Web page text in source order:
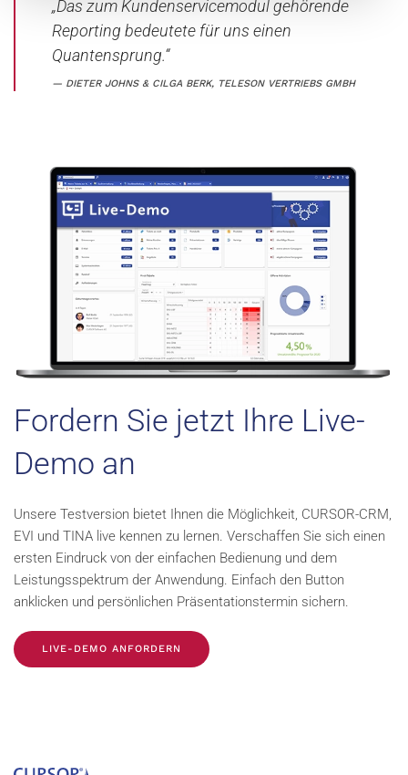
„Das zum Kundenservicemodul gehörende
Reporting bedeutete für uns einen
Quantensprung.“
DIETER JOHNS & CILGA BERK, TELESON VERTRIEBS GMBH
Fordern Sie jetzt Ihre Live-
Demo an
Unsere Testversion bietet Ihnen die Möglichkeit, CURSOR-CRM,
EVI und TINA live kennen zu lernen. Verschaffen Sie sich einen
ersten Eindruck von der einfachen Bedienung und dem
Leistungsspektrum der Anwendung. Einfach den Button
anklicken und persönlichen Präsentationstermin sichern.
LIVE-DEMO ANFORDERN